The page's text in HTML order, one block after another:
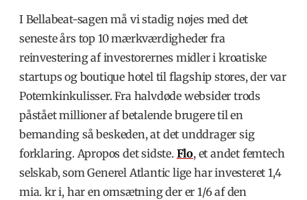
I Bellabeat-sagen må vi stadig nøjes med det
seneste års top 10 mærkværdigheder fra
reinvestering af investorernes midler i kroatiske
startups og boutique hotel til flagship stores, der var
Potemkinkulisser. Fra halvdøde websider trods
påstået millioner af betalende brugere til en
bemanding så beskeden, at det unddrager sig
forklaring. Apropos det sidste. Flo, et andet femtech
selskab, som Generel Atlantic lige har investeret 1,4
mia. kr i, har en omsætning der er 1/6 af den